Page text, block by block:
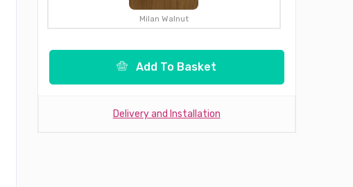
Milan Walnut
Add To Basket
Delivery and Installation